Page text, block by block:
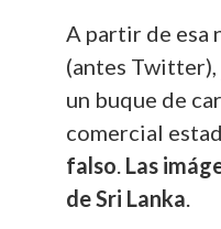
A partir de esa
(antes Twitter),
un buque de
comercial
falso Las
de Sri Lanka